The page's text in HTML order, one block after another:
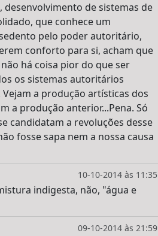
de sistemas de
que conhece um
pelo poder autoritário,
conforto para si, acham que
há coisa pior do que ser
os sistemas autoritários
a produção artísticas dos
a produção anterior...Pena. Só
candidatam a revoluções desse
fosse sapa nem a nossa causa
10-10-2014 às 11:35
indigesta, não, "água e
09-10-2014 às 21:59